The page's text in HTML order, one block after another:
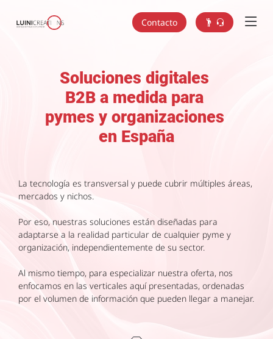
Contacto
Soluciones digitales
B2B a medida para
pymes y organizaciones
en España
La tecnología es transversal y puede cubrir múltiples áreas,
mercados y nichos.
Por eso, nuestras soluciones están diseñadas para
adaptarse a la realidad particular de cualquier pyme y
organización, independientemente de su sector.
Al mismo tiempo, para especializar nuestra oferta, nos
enfocamos en las verticales aquí presentadas, ordenadas
por el volumen de información que pueden llegar a manejar.